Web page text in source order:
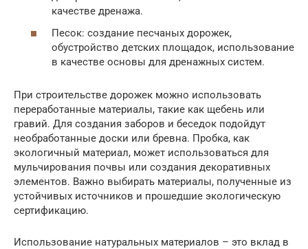
качестве дренажа.
Песок: создание песчаных дорожек,
обустройство детских площадок, использование
в качестве основы для дренажных систем.
При строительстве дорожек можно использовать
переработанные материалы, такие как щебень или
гравий. Для создания заборов и беседок подойдут
необработанные доски или бревна. Пробка, как
экологичный материал, может использоваться для
мульчирования почвы или создания декоративных
элементов. Важно выбирать материалы, полученные из
устойчивых источников и прошедшие экологическую
сертификацию.
Использование натуральных материалов – это вклад в